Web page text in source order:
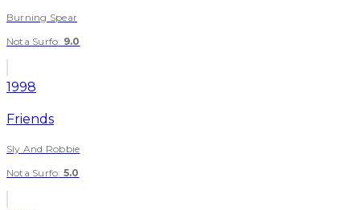
Burning Spear
Nota Surfo: 9.0
1998
Friends
Sly And Robbie
Nota Surfo: 5.0